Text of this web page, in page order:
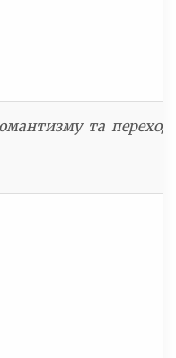
та